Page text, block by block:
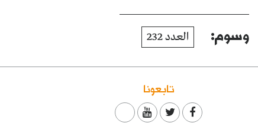
وسوم: العدد 232
تابعونا